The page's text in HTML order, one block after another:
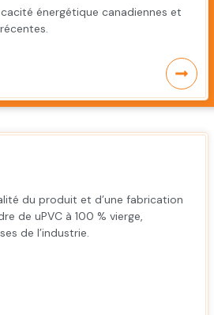
énergétique canadiennes et
du produit et d’une fabrication
de uPVC à 100 % vierge,
de l’industrie.